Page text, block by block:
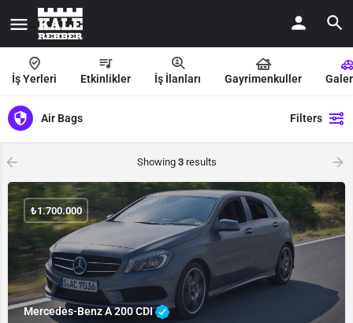
İş Yerleri Etkinlikler İş İlanları Gayrimenkuller
Air Bags Filters
Showing 3results
Mercedes-Benz A 200 CDI
₺1.700.000